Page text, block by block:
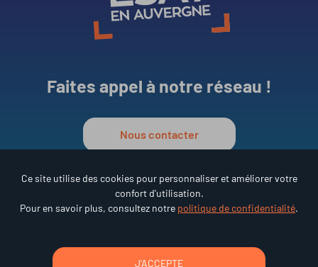
Faites appel à notre réseau !
Nous contacter
Réseau ESAT en Auvergne
15 rue des Frères Lumière•63000 Clermont-Ferrand
Tél : 04 73 92 68 95
Ce site utilise des cookies pour personnaliser et améliorer votre
confort d'utilisation.
Pour en savoir plus, consultez notre politique de confidentialité.
J'ACCEPTE